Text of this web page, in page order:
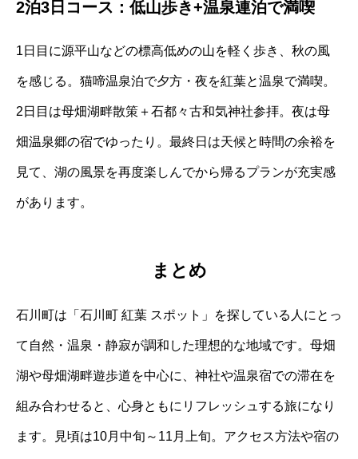
2泊3日コース：低山歩き+温泉連泊で満喫
1日目に源平山などの標高低めの山を軽く歩き、秋の風
を感じる。猫啼温泉泊で夕方・夜を紅葉と温泉で満喫。
2日目は母畑湖畔散策＋石都々古和気神社参拝。夜は母
畑温泉郷の宿でゆったり。最終日は天候と時間の余裕を
見て、湖の風景を再度楽しんでから帰るプランが充実感
があります。
まとめ
石川町は「石川町 紅葉 スポット」を探している人にとっ
て自然・温泉・静寂が調和した理想的な地域です。母畑
湖や母畑湖畔遊歩道を中心に、神社や温泉宿での滞在を
組み合わせると、心身ともにリフレッシュする旅になり
ます。見頃は10月中旬～11月上旬。アクセス方法や宿の